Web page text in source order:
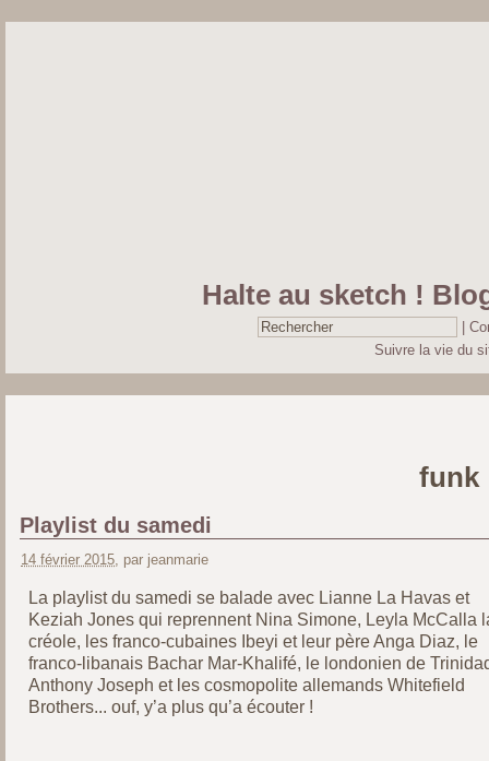
Halte au sketch !
Suivre la vie du
funk
Playlist du samedi
14 février 2015, par jeanmarie
La playlist du samedi se balade avec Lianne La Havas et
Keziah Jones qui reprennent Nina Simone, Leyla McCalla
créole, les franco-cubaines Ibeyi et leur père Anga Diaz, le
franco-libanais Bachar Mar-Khalifé, le londonien de
Anthony Joseph et les cosmopolite allemands Whitefield
Brothers... ouf, y’a plus qu’a écouter !